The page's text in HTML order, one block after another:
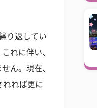
り返してい
れに伴い、
ん。現在、
れれば更に